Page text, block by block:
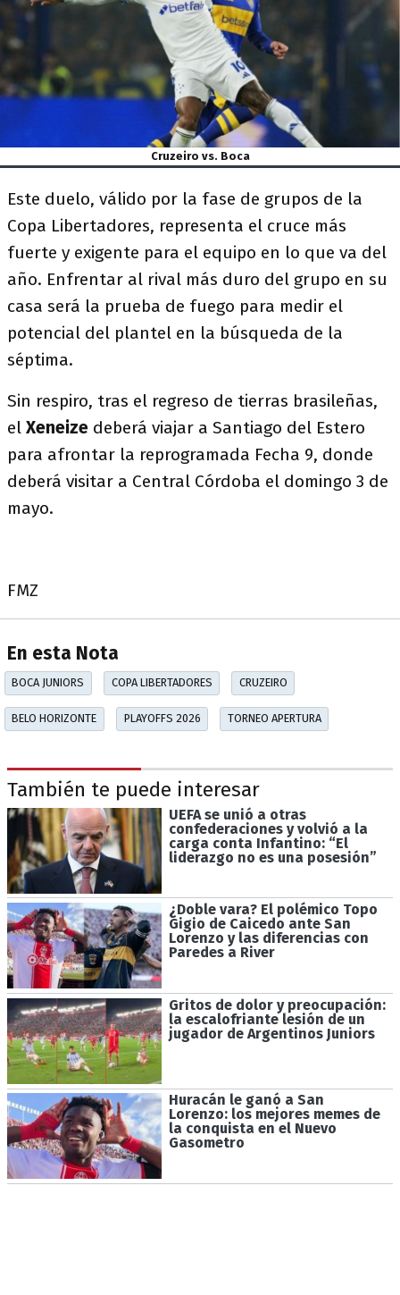
Cruzeiro vs. Boca
Este duelo, válido por la fase de grupos de la
Copa Libertadores, representa el cruce más
fuerte y exigente para el equipo en lo que va del
año. Enfrentar al rival más duro del grupo en su
casa será la prueba de fuego para medir el
potencial del plantel en la búsqueda de la
séptima.
Sin respiro, tras el regreso de tierras brasileñas,
el Xeneize deberá viajar a Santiago del Estero
para afrontar la reprogramada Fecha 9, donde
deberá visitar a Central Córdoba el domingo 3 de
mayo.
FMZ
En esta Nota
BOCA JUNIORS COPA LIBERTADORES CRUZEIRO
BELO HORIZONTE PLAYOFFS 2026 TORNEO APERTURA
También te puede interesar
UEFA se unió a otras
confederaciones y volvió a la
carga conta Infantino: “El
liderazgo no es una posesión”
¿Doble vara? El polémico Topo
Gigio de Caicedo ante San
Lorenzo y las diferencias con
Paredes a River
Gritos de dolor y preocupación:
la escalofriante lesión de un
jugador de Argentinos Juniors
Huracán le ganó a San
Lorenzo: los mejores memes de
la conquista en el Nuevo
Gasometro